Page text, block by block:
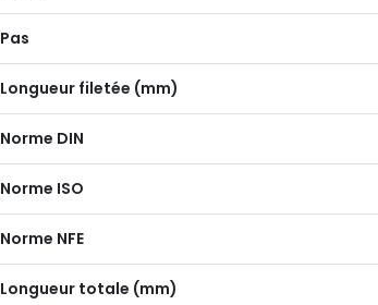
Pas
Longueur filetée (mm)
Norme DIN
Norme ISO
Norme NFE
Longueur totale (mm)